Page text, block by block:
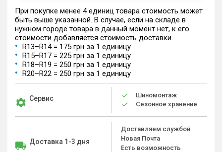
При покупке менее 4 единиц товара стоимость может
быть выше указанной. В случае, если на складе в
нужном городе товара в данный момент нет, к его
стоимости добавляется стоимость доставки.
R13–R14 = 175 грн за 1 единицу
R15–R17 = 225 грн за 1 единицу
R18–R19 = 250 грн за 1 единицу
R20–R22 = 250 грн за 1 единицу
Сервис
Шиномонтаж
Сезонное хранение
Доставка 1-3 дня
Доставляем службой
Новая Почта
Есть возможность